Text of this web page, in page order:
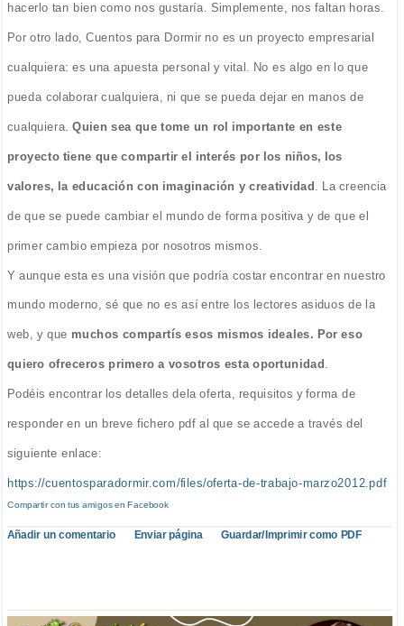
hacerlo tan bien como nos gustaría. Simplemente, nos faltan horas.
Por otro lado, Cuentos para Dormir no es un proyecto empresarial
cualquiera: es una apuesta personal y vital. No es algo en lo que
pueda colaborar cualquiera, ni que se pueda dejar en manos de
cualquiera.Quien sea que tome un rol importante en este
proyecto tiene que compartir el interés por los niños, los
valores, la educación con imaginación y creatividad . La creencia
de que se puede cambiar el mundo de forma positiva y de que el
primer cambio empieza por nosotros mismos.
Y aunque esta es una visión que podría costar encontrar en nuestro
mundo moderno, sé que no es así entre los lectores asiduos de la
web, y que muchos compartís esos mismos ideales. Por eso
quiero ofreceros primero a vosotros esta oportunidad
Podéis encontrar los detalles dela oferta, requisitos y forma de
responder en un breve fichero pdf al que se accede a través del
siguiente enlace:
https://cuentosparadormir.com/files/oferta-de-trabajo-marzo2012.pdf
Compartir con tus amigos en Facebook
Añadir un comentario Enviar página Guardar/Imprimir como PDF